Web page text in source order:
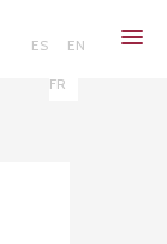
ES EN
FR